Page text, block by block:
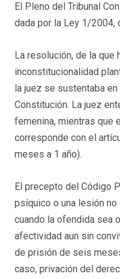
El Pleno del Tribunal
dada por la Ley 1/2004,
La resolución, de la
inconstitucionalidad
la juez se sustentaba
Constitución. La juez
femenina, mientras que
corresponde con el
meses a 1 año).
El precepto del Código
psíquico o una lesión
cuando la ofendida sea
afectividad aun sin
de prisión de seis
caso, privación del